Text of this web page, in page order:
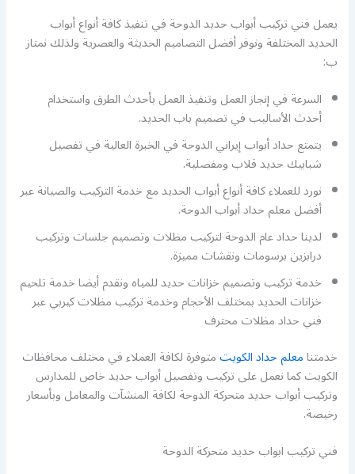
يعمل فني تركيب أبواب حديد الدوحة في تنفيذ كافة أنواع أبواب
الحديد المختلفة ونوفر أفضل التصاميم الحديثة والعصرية ولذلك نمتاز
ب:
السرعة في إنجاز العمل وتنفيذ العمل بأحدث الطرق واستخدام
أحدث الأساليب في تصميم باب الحديد.
يتمتع حداد أبواب إيراني الدوحة في الخبرة العالية في تفصيل
شبابيك حديد قلاب ومفصلية.
نورد للعملاء كافة أنواع أبواب الحديد مع خدمة التركيب والصيانة عبر
أفضل معلم حداد أبواب الدوحة.
لدينا حداد عام الدوحة لتركيب مظلات وتصميم جلسات وتركيب
درابزين برسومات ونقشات مميزة.
خدمة تركيب وتصميم خزانات حديد للمياه ونقدم أيضا خدمة تلحيم
خزانات الحديد بمختلف الأحجام وخدمة تركيب مظلات كيربي عبر
فني حداد مظلات محترف
خدمتنامعلم حداد الكويتمتوفرة لكافة العملاء في مختلف محافظات
الكويت كما نعمل على تركيب وتفصيل أبواب حديد خاص للمدارس
وتركيب أبواب حديد متحركة الدوحة لكافة المنشآت والمعامل وبأسعار
رخيصة.
فني تركيب ابواب حديد متحركة الدوحة